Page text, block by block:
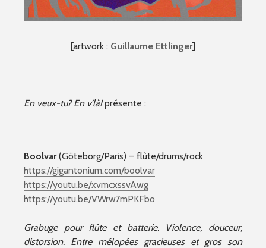
[artwork : Guillaume Ettlinger]
En veux-tu? En v’là!présente :
Boolvar(Göteborg/Paris) – flûte/drums/rock
https://gigantonium.com/boolvar
https://youtu.be/xvmcxssvAwg
https://youtu.be/VWrw7mPKFbo
Grabuge pour flûte et batterie. Violence, douceur,
distorsion. Entre mélopées gracieuses et gros son